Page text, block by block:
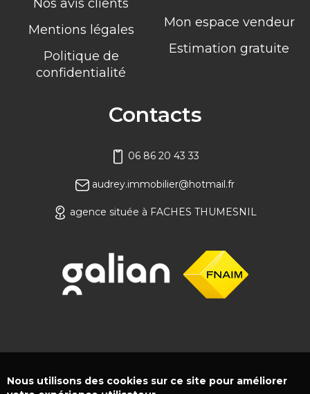
Nos avis clients
Mentions légales
Politique de
confidentialité
Mon espace vendeur
Estimation gratuite
Contacts
06 86 20 43 33
audrey.immobilier@hotmail.fr
agence située à FACHES THUMESNIL
Nous utilisons des cookies sur ce site pour améliorer